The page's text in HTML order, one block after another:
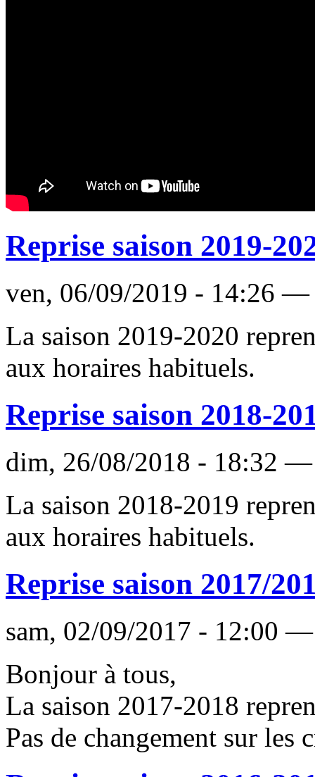
Reprise saison 2019-
ven, 06/09/2019 - 14:26 —
La saison 2019-2020
aux horaires habituels.
Reprise saison 2018-
dim, 26/08/2018 - 18:32 —
La saison 2018-2019
aux horaires habituels.
Reprise saison 2017/
sam, 02/09/2017 - 12:00 —
Bonjour à tous,
La saison 2017-2018
Pas de changement sur les